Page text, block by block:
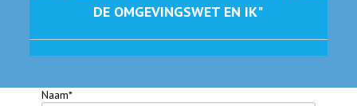
DE OMGEVINGSWET EN IK"
Naam*